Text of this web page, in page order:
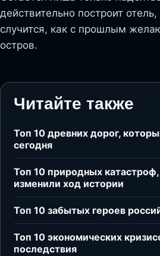
действительно построит
случится, как с прошлым
остров.
Читайте также
Топ 10 древних дорог,
сегодня
Топ 10 природных
изменили ход истории
Топ 10 забытых героев
Топ 10 экономических
последствия